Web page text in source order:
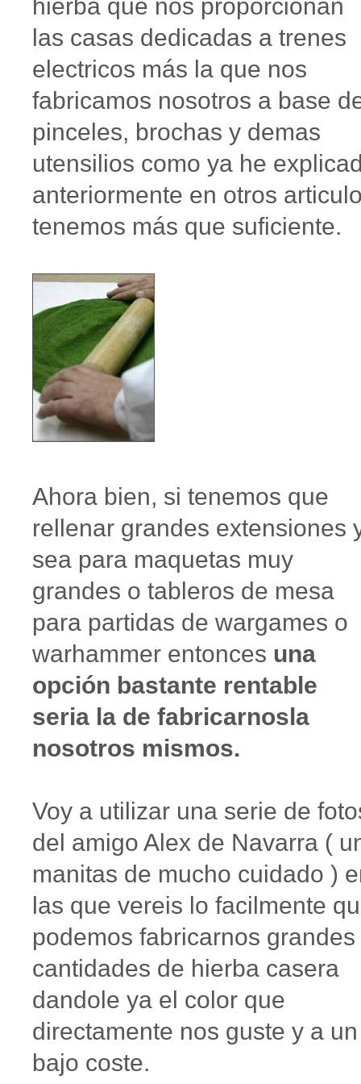
hierba que nos proporcionan
las casas dedicadas a trenes
electricos más la que nos
fabricamos nosotros a base
pinceles, brochas y demas
utensilios como ya he
anteriormente en otros
tenemos más que suficiente.
Ahora bien, si tenemos que
rellenar grandes extensiones
sea para maquetas muy
grandes o tableros de mesa
para partidas de wargames o
warhammer entonces una
opción bastante rentable
seria la de fabricarnosla
nosotros mismos.
Voy a utilizar una serie de
del amigo Alex de Navarra (
manitas de mucho cuidado )
las que vereis lo facilmente
podemos fabricarnos grandes
cantidades de hierba casera
dandole ya el color que
directamente nos guste y a un
bajo coste.